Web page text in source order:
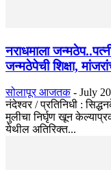
नराधमाला
जन्मठेपेची शिक्षा,
सोलापूर आजतक - July
नंदेश्वर / प्रतिनिधी :
मुलीचा निर्घृण खून
येथील अतिरिक्त...